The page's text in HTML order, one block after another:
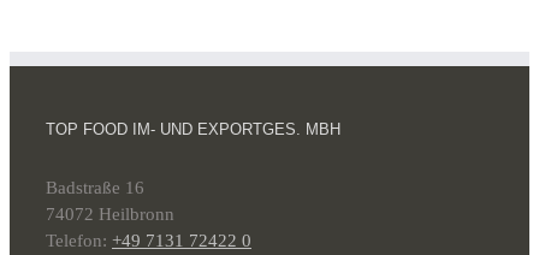
TOP FOOD IM- UND EXPORTGES. MBH
Badstraße 16
74072 Heilbronn
Telefon: +49 7131 72422 0